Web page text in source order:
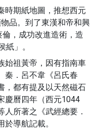
時期紙地圖，推想西元
品。到了東漢和帝和興
，成功改進造術，造
紙」。
始祖黃帝，因有指南車
秦．呂不韋《呂氏春
，都有提及以天然磁石
慶曆四年（西元1044
所著之《武經總要．
導航記載。